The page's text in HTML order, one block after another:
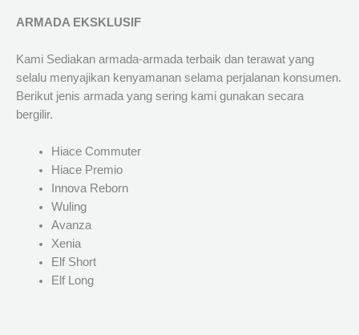
ARMADA EKSKLUSIF
Kami Sediakan armada-armada terbaik dan terawat yang
selalu menyajikan kenyamanan selama perjalanan konsumen.
Berikut jenis armada yang sering kami gunakan secara
bergilir.
Hiace Commuter
Hiace Premio
Innova Reborn
Wuling
Avanza
Xenia
Elf Short
Elf Long